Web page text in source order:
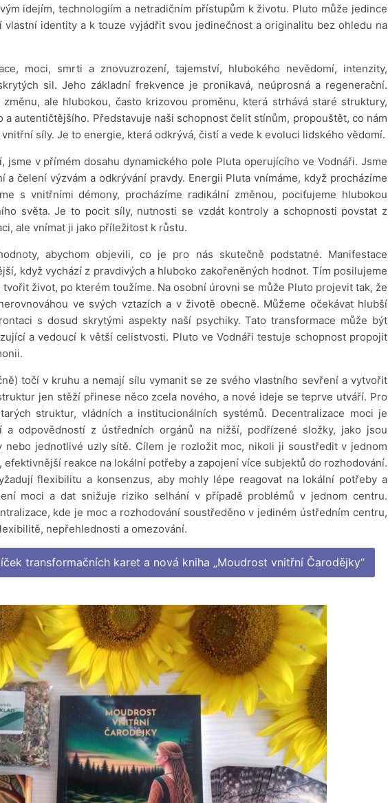
idejím, technologiím a netradičním přístupům k životu. Pluto může jedince
vlastní identity a k touze vyjádřit svou jedinečnost a originalitu bez ohledu na
moci, smrti a znovuzrození, tajemství, hlubokého nevědomí, intenzity,
sil. Jeho základní frekvence je pronikavá, neúprosná a regenerační.
ale hlubokou, často krizovou proměnu, která strhává staré struktury,
a autentičtějšího. Představuje naši schopnost čelit stínům, propouštět, co nám
síly. Je to energie, která odkrývá, čistí a vede k evoluci lidského vědomí.
jsme v přímém dosahu dynamického pole Pluta operujícího ve Vodnáři. Jsme
a čelení výzvám a odkrývání pravdy. Energii Pluta vnímáme, když procházíme
s vnitřními démony, procházíme radikální změnou, pociťujeme hlubokou
světa. Je to pocit síly, nutnosti se vzdát kontroly a schopnosti povstat z
ale vnímat ji jako příležitost k růstu.
abychom objevili, co je pro nás skutečně podstatné. Manifestace
když vychází z pravdivých a hluboko zakořeněných hodnot. Tím posilujeme
život, po kterém toužíme. Na osobní úrovni se může Pluto projevit tak, že
ve svých vztazích a v životě obecně. Můžeme očekávat hlubší
s dosud skrytými aspekty naší psychiky. Tato transformace může být
a vedoucí k větší celistvosti. Pluto ve Vodnáři testuje schopnost propojit
točí v kruhu a nemají sílu vymanit se ze svého vlastního sevření a vytvořit
jen stěží přinese něco zcela nového, a nové ideje se teprve utváří. Pro
struktur, vládních a institucionálních systémů. Decentralizace moci je
a odpovědností z ústředních orgánů na nižší, podřízené složky, jako jsou
nebo jednotlivé uzly sítě. Cílem je rozložit moc, nikoli ji soustředit v jednom
reakce na lokální potřeby a zapojení více subjektů do rozhodování.
flexibilitu a konsenzus, aby mohly lépe reagovat na lokální potřeby a
moci a dat snižuje riziko selhání v případě problémů v jednom centru.
kde je moc a rozhodování soustředěno v jediném ústředním centru,
nepřehlednosti a omezování.
transformačních karet a nová kniha „Moudrost vnitřní Čarodějky“